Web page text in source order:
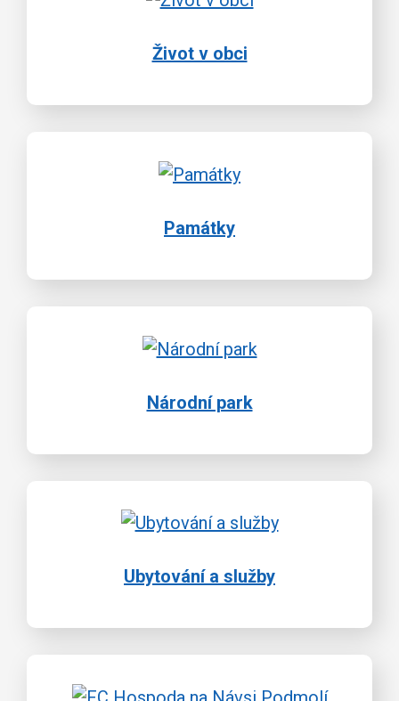
Život v obci
Památky
Národní park
Ubytování a služby